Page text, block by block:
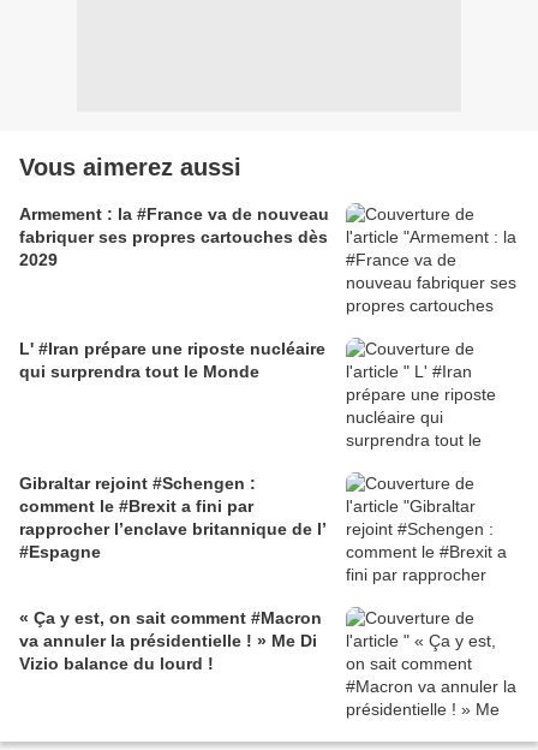
Vous aimerez aussi
Armement : la #France va de nouveau
fabriquer ses propres cartouches dès
2029
L' #Iran prépare une riposte nucléaire
qui surprendra tout le Monde
Gibraltar rejoint #Schengen :
comment le #Brexit a fini par
rapprocher l’enclave britannique de l’
#Espagne
« Ça y est, on sait comment #Macron
va annuler la présidentielle ! » Me Di
Vizio balance du lourd !